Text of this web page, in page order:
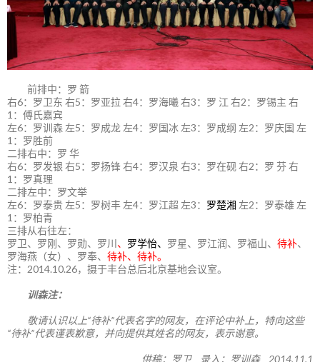
前排中：罗 箭
右6：罗卫东 右5：罗亚拉 右4：罗海曦 右3：罗 江 右2：罗锡主 右
1：傅氏嘉宾
左6：罗训森 左5：罗成龙 左4：罗国冰 左3：罗成纲 左2：罗庆国 左
1：罗胜前
二排右中：罗 华
右6：罗发银 右5：罗扬锋 右4：罗汉泉 右3：罗在砚 右2：罗 芬 右
1：罗真理
二排左中：罗文举
左6：罗泰贵 左5：罗树丰 左4：罗江超 左3： 罗楚湘 左2：罗泰雄 左
1：罗柏青
三排从右往左：
罗卫、罗刚、罗勋、罗川 、 罗学怡、 罗星、罗江润、罗福山、 待补、
罗海燕（女）、罗奉、 待补、待补。
注：2014.10.26，摄于丰台总后北京基地会议室。
训森注：
敬请认识以上“待补”代表名字的网友，在评论中补上，特向这些
“待补”代表谨表歉意，并向提供其姓名的网友，表示谢意。
供稿：罗卫 录入：罗训森 2014.11.1